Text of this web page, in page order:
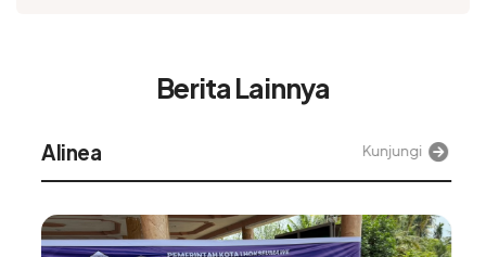
Berita Lainnya
Alinea Kunjungi